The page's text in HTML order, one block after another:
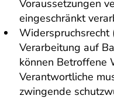
Voraussetzungen
eingeschränkt
Widerspruchsrecht
Verarbeitung auf
können Betroffene
Verantwortliche
zwingende